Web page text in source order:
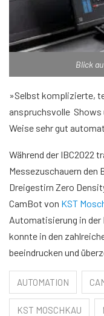
Blick
»Selbst komplizierte,
anspruchsvolle Shows
Weise sehr gut
Während der IBC2022
Messezuschauern den
Dreigestirn Zero
CamBot von KST
Automatisierung in der
konnte in den
beeindrucken und
AUTOMATION
KST MOSCHKAU